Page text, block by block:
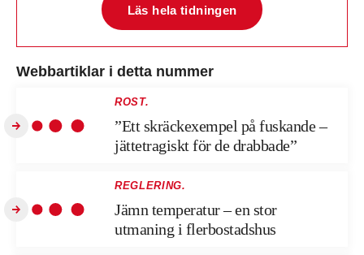
Läs hela tidningen
Webbartiklar i detta nummer
ROST.
”Ett skräckexempel på fuskande –
jättetragiskt för de drabbade”
REGLERING.
Jämn temperatur – en stor
utmaning i flerbostadshus